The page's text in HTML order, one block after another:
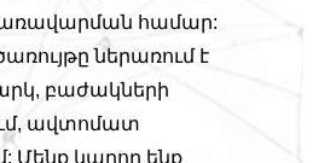
համար:
ներառում է
բաժակների
ավտոմատ
Մենք կարող ենք